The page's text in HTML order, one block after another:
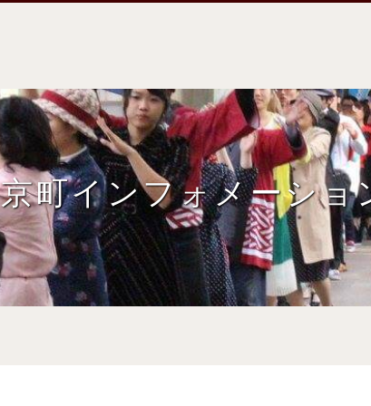
京町インフォメーショ